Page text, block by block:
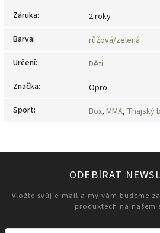
Záruka:
2 roky
Barva:
růžová/zelená
Určení:
Děti
Značka:
Opro
Sport: Box, MMA, Thajský
ODEBÍRAT
Vložte svůj e-mail a my vám budeme
produktech na našem